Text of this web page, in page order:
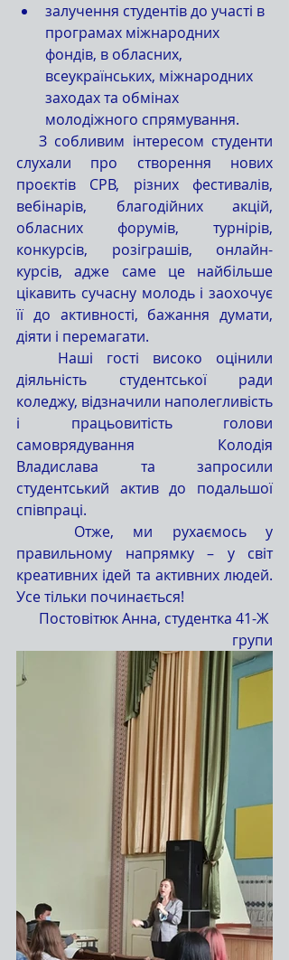
залучення студентів до участі в
програмах міжнародних
фондів, в обласних,
всеукраїнських, міжнародних
заходах та обмінах
молодіжного спрямування.
слухали про створення нових
проєктів СРВ, різних фестивалів,
вебінарів, благодійних акцій,
обласних форумів, турнірів,
конкурсів, розіграшів, онлайн-
курсів, адже саме це найбільше
цікавить сучасну молодь і заохочує
її до активності, бажання думати,
діяти і перемагати.
діяльність студентської ради
коледжу, відзначили наполегливість
і працьовитість голови
самоврядування Колодія
Владислава та запросили
студентський актив до подальшої
співпраці.
правильному напрямку – у світ
креативних ідей та активних людей.
Усе тільки починається!
Постовітюк Анна, студентка 41-Ж
групи